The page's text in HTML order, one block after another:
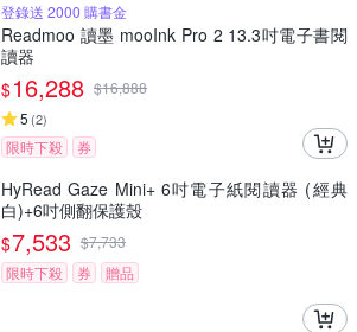
登錄送 2000 購書金
Readmoo 讀墨 mooInk Pro 2 13.3吋電子書閱
讀器
$16,288 $16,888
5 (2)
限時下殺 券
HyRead Gaze Mini+ 6吋電子紙閱讀器 (經典
白)+6吋側翻保護殼
$7,533 $7,733
限時下殺
券 贈品